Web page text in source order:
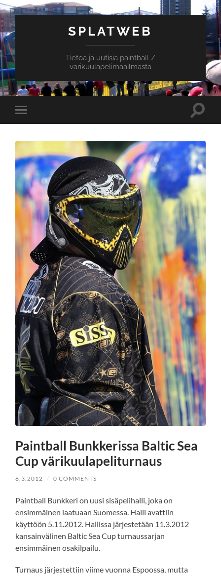
SPLATWEB
Tietoa ja uutisia paintball /
värikuulapelimaailmasta
Toggle
mobile
Toggle
Paintball Bunkkerissa Baltic Sea
Cup värikuulapeliturnaus
8.3.2012 / 0 COMMENTS
Paintball Bunkkeri on uusi sisäpelihalli, joka on
ensimmäinen laatuaan Suomessa. Halli avattiin
käyttöön 5.11.2012. Hallissa järjestetään 11.3.2012
kansainvälinen Baltic Sea Cup turnaussarjan
ensimmäinen osakilpailu.
Turnaus järjestettiin viime vuonna Espoossa, mutta